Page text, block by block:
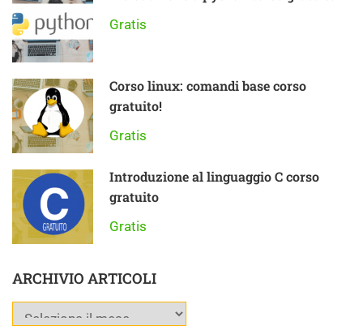
Gratis
Corso linux: comandi base corso
gratuito!
Gratis
Introduzione al linguaggio C corso
gratuito
Gratis
ARCHIVIO ARTICOLI